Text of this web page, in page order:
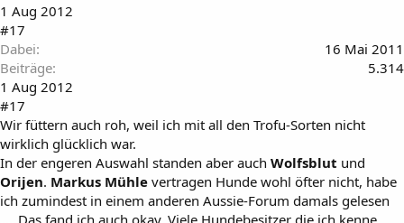
1 Aug 2012
#17
Dabei
16 Mai 2011
Beiträge
5.314
1 Aug 2012
#17
Wir füttern auch roh, weil ich mit all den Trofu-Sorten nicht
wirklich glücklich war.
In der engeren Auswahl standen aber auch Wolfsblut und
Orijen. Markus Mühle vertragen Hunde wohl öfter nicht, habe
ich zumindest in einem anderen Aussie-Forum damals gelesen
.... Das fand ich auch okay. Viele Hundebesitzer die ich kenne,